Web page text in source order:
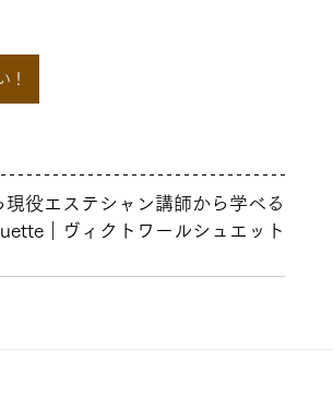
！
役エステシャン講師から学べる
｜ヴィクトワールシュエット